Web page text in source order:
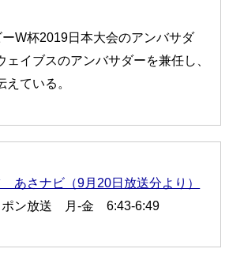
W杯2019日本大会のアンバサダ
ェイブスのアンバサダーを兼任し、
ている。
あさナビ（9月20日放送分より）
ポン放送 月-金 6:43-6:49